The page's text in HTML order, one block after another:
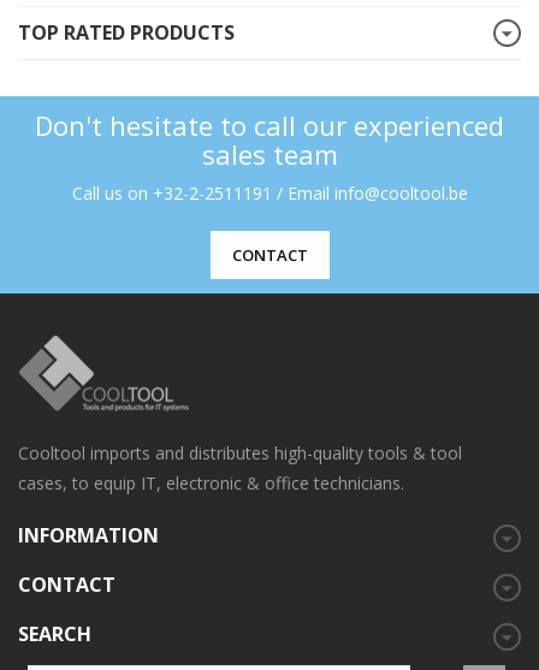
TOP RATED PRODUCTS
Don't hesitate to call our experienced
sales team
Call us on +32-2-2511191 / Email info@cooltool.be
CONTACT
Cooltool imports and distributes high-quality tools & tool
cases, to equip IT, electronic & office technicians.
INFORMATION
CONTACT
SEARCH